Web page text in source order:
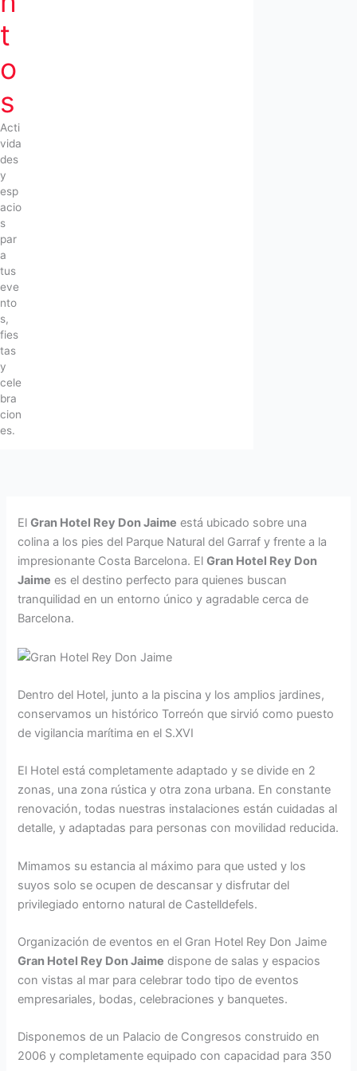
t
o
s
Acti
vida
des
y
esp
acio
s
par
a
tus
eve
nto
s,
fies
tas
y
cele
bra
cion
es.
ElGran Hotel Rey Don Jaime está ubicado sobre una
colina a los pies del Parque Natural del Garraf y frente a la
impresionante Costa Barcelona. ElGran Hotel Rey Don
Jaime es el destino perfecto para quienes buscan
tranquilidad en un entorno único y agradable cerca de
Barcelona.
Dentro del Hotel, junto a la piscina y los amplios jardines,
conservamos un histórico Torreón que sirvió como puesto
de vigilancia marítima en el S.XVI
El Hotel está completamente adaptado y se divide en 2
zonas, una zona rústica y otra zona urbana. En constante
renovación, todas nuestras instalaciones están cuidadas al
detalle, y adaptadas para personas con movilidad reducida.
Mimamos su estancia al máximo para que usted y los
suyos solo se ocupen de descansar y disfrutar del
privilegiado entorno natural de Castelldefels.
Organización de eventos en el Gran Hotel Rey Don Jaime
Gran Hotel Rey Don Jaime dispone de salas y espacios
con vistas al mar para celebrar todo tipo de eventos
empresariales, bodas, celebraciones y banquetes.
Disponemos de un Palacio de Congresos construido en
2006 y completamente equipado con capacidad para 350